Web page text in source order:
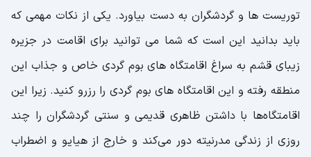
توریست ها و گردشگران به دست بیاورد. یکی از نکات مهمی که
باید بدانید این است که شما می توانید برای اقامت در جزیره
زیبای قشم به سراغ اقامتگاه های بوم گردی خاص و جذاب این
منطقه رفته و این اقامتگاه های بوم گردی را رزرو کنید. زیرا این
اقامتگاه‌ها با داشتن ظاهری قدیمی و سنتی گردشگران را چند
روزی از زندگی مدرنیته دور می‌کند و خارج از هیایو و اضطراب